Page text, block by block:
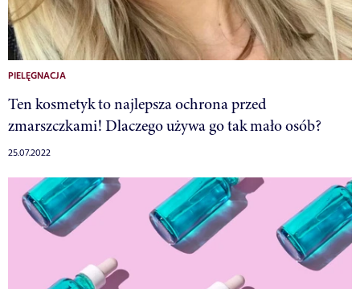
PIELĘGNACJA
Ten kosmetyk to najlepsza ochrona przed
zmarszczkami! Dlaczego używa go tak mało osób?
25.07.2022